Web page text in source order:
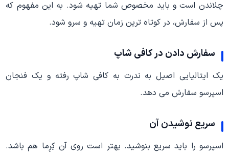
چلاندن است و باید مخصوص شما تهیه شود. به این مفهوم که
پس از سفارش، در کوتاه ترین زمان تهیه و سرو شود.
سفارش دادن در کافی شاپ
یک ایتالیایی اصیل به ندرت به کافی شاپ رفته و یک فنجان
اسپرسو سفارش می دهد.
سریع نوشیدن آن
اسپرسو را باید سریع بنوشید. بهتر است روی آن کِرِما هم باشد.